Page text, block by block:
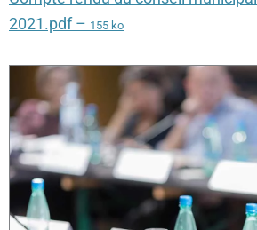
2021.pdf – 155 ko